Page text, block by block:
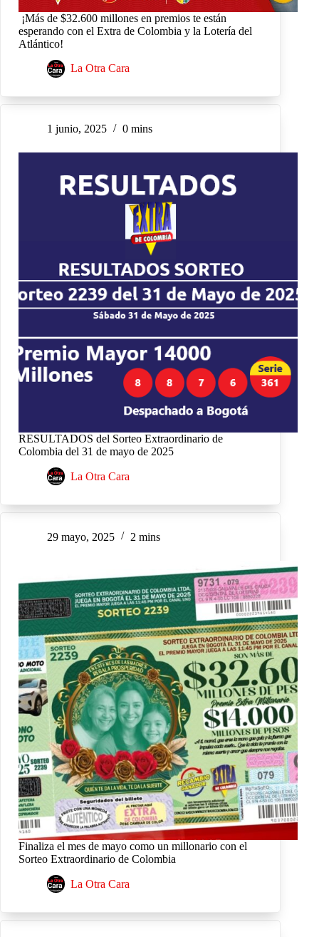
¡Más de $32.600 millones en premios te están
esperando con el Extra de Colombia y la Lotería del
Atlántico!
La Otra Cara
1 junio, 2025 0 mins
RESULTADOS del Sorteo Extraordinario de
Colombia del 31 de mayo de 2025
La Otra Cara
29 mayo, 2025 2 mins
Finaliza el mes de mayo como un millonario con el
Sorteo Extraordinario de Colombia
La Otra Cara